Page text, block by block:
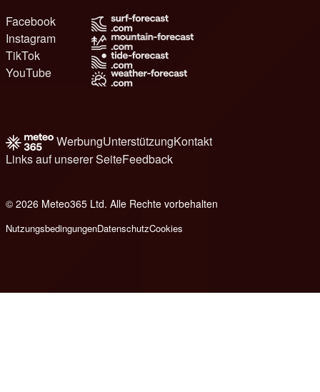
Facebook
Instagram
TikTok
YouTube
WerbungUnterstützungKontakt
Links auf unserer SeiteFeedback
© 2026 Meteo365 Ltd. Alle Rechte vorbehalten
NutzungsbedingungenDatenschutzCookies